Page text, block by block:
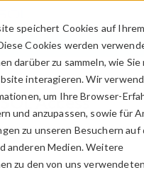
speichert Cookies auf Ihrem
Cookies werden
darüber zu sammeln, wie Sie
interagieren. Wir
um Ihre Browser-
und anzupassen, sowie für
zu unseren Besuchern auf
anderen Medien. Weitere
zu den von uns verwendeten
ANMELDEN
Access